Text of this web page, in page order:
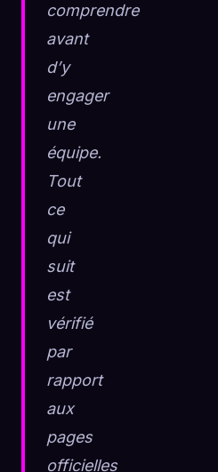
comprendre
avant
d’y
engager
une
équipe.
Tout
ce
qui
suit
est
vérifié
par
rapport
aux
pages
officielles